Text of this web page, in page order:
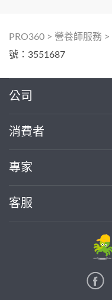
PRO360 > 營養師服務 >
號：3551687
公司
消費者
專家
客服